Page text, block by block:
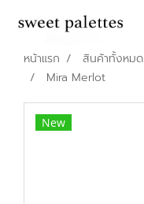
หน้าแรก สินค้าทั้งหมด
Mira Merlot
New